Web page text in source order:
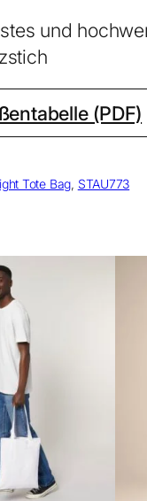
und
(PDF)
Tote Bag, STAU773